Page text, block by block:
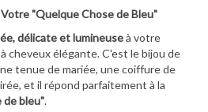
"Quelque Chose de Bleu"
délicate et lumineuseà votre
cheveux élégante. C'est le bijou de
tenue de mariée, une coiffure de
et il répond parfaitement à la
de bleu".